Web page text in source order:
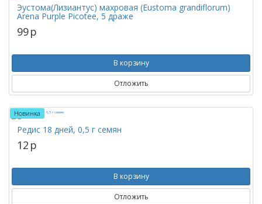
Эустома(Лизиантус) махровая (Eustoma grandiflorum)
Arena Purple Picotee, 5 драже
99p
В корзину
Отложить
Новинка
Редис 18 дней, 0,5 г семян
12 p
В корзину
Отложить